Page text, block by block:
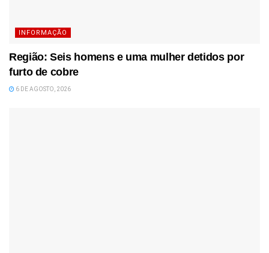
INFORMAÇÃO
Região: Seis homens e uma mulher detidos por
furto de cobre
6 DE AGOSTO, 2026